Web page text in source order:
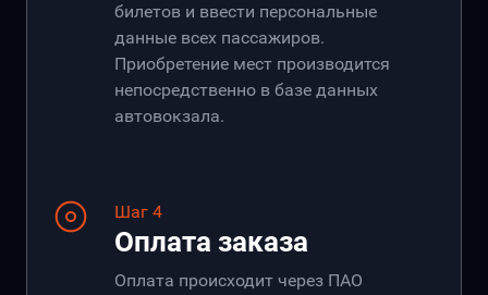
билетов и ввести персональные
данные всех пассажиров.
Приобретение мест производится
непосредственно в базе данных
автовокзала.
Шаг 4
Оплата заказа
Оплата происходит через ПАО